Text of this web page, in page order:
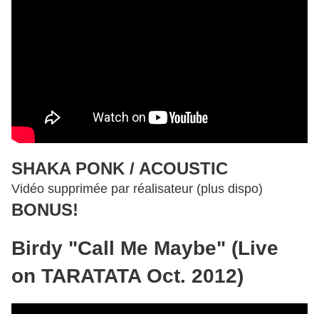
SHAKA PONK / ACOUSTIC
Vidéo supprimée par réalisateur (plus dispo)
BONUS!
Birdy "Call Me Maybe" (Live
on TARATATA Oct. 2012)